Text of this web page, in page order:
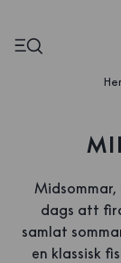
Midsommar,
dags att
samlat
en klassisk